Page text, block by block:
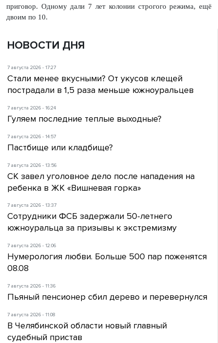
приговор. Одному дали 7 лет колонии строгого режима, ещё
двоим по 10.
НОВОСТИ ДНЯ
7 августа 2026 - 17:27
Стали менее вкусными? От укусов клещей
пострадали в 1,5 раза меньше южноуральцев
7 августа 2026 - 16:24
Гуляем последние теплые выходные?
7 августа 2026 - 14:57
Пастбище или кладбище?
7 августа 2026 - 13:56
СК завел уголовное дело после нападения на
ребенка в ЖК «Вишневая горка»
7 августа 2026 - 13:37
Сотрудники ФСБ задержали 50-летнего
южноуральца за призывы к экстремизму
7 августа 2026 - 12:06
Нумерология любви. Больше 500 пар поженятся
08.08
7 августа 2026 - 11:36
Пьяный пенсионер сбил дерево и перевернулся
7 августа 2026 - 11:08
В Челябинской области новый главный
судебный пристав